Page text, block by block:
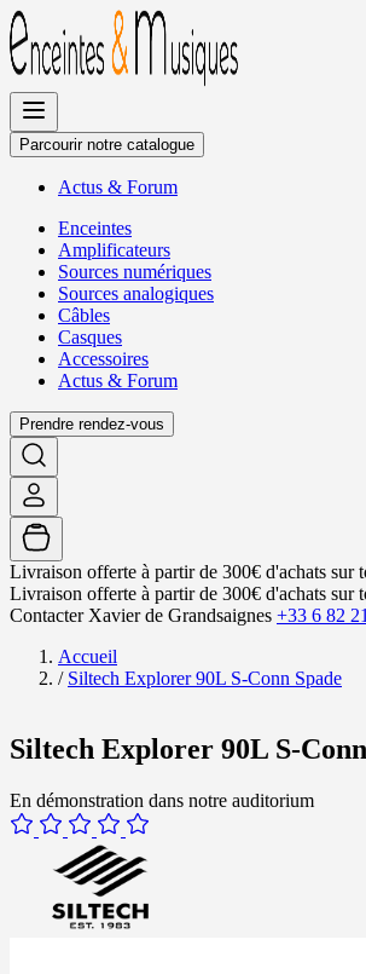
Allez
au
contenu
Parcourir notre catalogue
Actus & Forum
Enceintes
Amplificateurs
Sources numériques
Sources analogiques
Câbles
Casques
Accessoires
Actus & Forum
Prendre rendez-vous
Livraison offerte à partir de 300€ d'achats sur
Livraison offerte à partir de 300€ d'achats sur
Contacter Xavier de Grandsaignes +33 6 82
Accueil
/ Siltech Explorer 90L S-Conn Spade
Siltech Explorer 90L S-
En démonstration dans notre auditorium